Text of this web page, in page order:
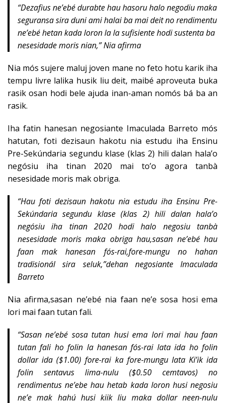
“Dezafius ne’ebé durabte hau hasoru halo negodiu maka
seguransa sira duni ami halai ba mai deit no rendimentu
ne’ebé hetan kada loron la la sufisiente hodi sustenta ba
nesesidade moris nian,” Nia afirma
Nia mós sujere maluj joven mane no feto hotu karik iha
tempu livre lalika husik liu deit, maibé aproveuta buka
rasik osan hodi bele ajuda inan-aman nomós bá ba an
rasik.
Iha fatin hanesan negosiante Imaculada Barreto mós
hatutan, foti dezisaun hakotu nia estudu iha Ensinu
Pre-Sekúndaria segundu klase (klas 2) hili dalan hala’o
negósiu iha tinan 2020 mai to’o agora tanbà
nesesidade moris mak obriga.
“Hau foti dezisaun hakotu nia estudu iha Ensinu Pre-
Sekúndaria segundu klase (klas 2) hili dalan hala’o
negósiu iha tinan 2020 hodi halo negosiu tanbà
nesesidade moris maka obriga hau,sasan ne’ebé hau
faan mak hanesan fós-rai,fore-mungu no hahan
tradisionál sira seluk,”dehan negosiante Imaculada
Barreto
Nia afirma,sasan ne’ebé nia faan ne’e sosa hosi ema
lori mai faan tutan fali.
“Sasan ne’ebé sosa tutan husi ema lori mai hau faan
tutan fali ho folin la hanesan fós-rai lata ida ho folin
dollar ida ($1.00) fore-rai ka fore-mungu lata Ki’ik ida
folin sentavus lima-nulu ($0.50 cemtavos) no
rendimentus ne’ebe hau hetab kada loron husi negosiu
ne’e mak hahú husi kiik liu maka dollar neen-nulu